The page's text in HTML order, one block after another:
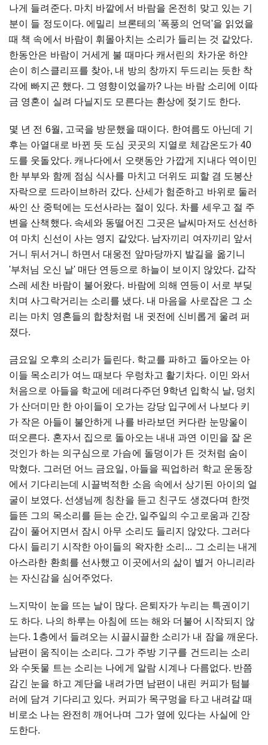
나게 들려준다. 마치 바깥에서 바람을 온전히 맞고 있는 기
분이
들 정도이다. 에밀리 브론테의 '폭풍의 언덕'을 읽었을
때 책 속에서 바람이 휘몰아치는 소리가 들리는 것 같았다.
한동안은 바람이 거세게 불 때마다 캐서린의 차가운 하얀
손이
히스클리프를 찾아, 내 방의 창까지 두드리는 듯한 착
각에 빠지곤 했다. 그 영향이었을까? 나는 바람 소리에 이따
금 영혼이 실려 다닐지도 모른다는 환상에 젖기도 한다.
몇 년 전 6월, 고국을 방문했을 때이다. 한여름도 아닌데 기
후는 아열대로 바뀐 듯 도심 곳곳의 지열로 체감온도가 40
도를 웃돌았다. 캐나다에서 오랫동안 가깝게 지내다 역이민
한 부부와 함께 점심 식사를 마치고 더위도 피할 겸 도봉산
자락으로 드라이브하러 갔다. 산세가 험준하고 바위로 둘러
싸인 산 중턱에는 도선사라는 절이 있다. 차를 세우고 절 주
변을 산책했다. 속세와 동떨어진 그곳은 날씨마저도 선선하
여 마치 신선이 사는 영지 같았다. 남자끼리 여자끼리 앞서
거니 뒤서거니 하면서 대웅전 앞마당까지 발길을 옮기니
'부처님 오신 날' 매단 연등으로 하늘이 보이지 않았다. 갑작
스레 세찬 바람이 불어왔다. 바람에 의해 연등이 서로 부딪
치며 사그락거리는 소리를 냈다. 내 마음을 사로잡은 그 소
리는 마치 영혼들의 합창처럼 내 귓전에 신비롭게 울려 퍼
졌다.
금요일 오후의 소리가 들린다. 학교를 파하고 돌아오는 아
이들 목소리가 여느 때보다 우렁차고 활기차다. 이민 와서
처음으로 아들을 학교에 데려다주던 9학년 입학식 날, 덩치
가 산더미만 한 아이들이 오가는 강당 입구에서 나보다 키
가 작은 아들이 불안하게 나를 바라보던 커다란 눈망울이
떠오른다. 혼자서 집으로 돌아오는 내내 과연 이민을 잘 온
것인가 하는 의구심으로 가슴에 돌덩이가 든 것처럼 숨이
막혔다. 그러던 어느 금요일 , 아들을 픽업하러 학교 운동장
에서 기다리는데 시끌벅적한 소음 속에서 상기된 아이의 얼
굴이
보였다. 선생님께 칭찬을 듣고 친구도 생겼다며 한껏
들뜬 그의 목소리를 듣는 순간, 일주일의 수고로움과 긴장
감이
풀어지면서 잠시 아무 소리도 들리지 않았다. 그러다
다시
들리기 시작한 아이들의 왁자한 소리 ... 그 소리는 내게
아스라한 환희를 선사했고 이곳에서의 삶이 별거 아니리라
는 자신감을 심어주었다.
느지막이 눈을 뜨는 날이 많다. 은퇴자가 누리는 특권이기
도 하다. 나의 하루는 아침에 뜨는 해와 더불어 시작되지
않
는다. 1층에서 들려오는 시끌시끌한 소리가 내 잠을 깨운다.
남편이
움직이는 소리다. 그가 주방 기구를 건드리는 소리
와 수돗물 트는 소리는 나에게 알람 시계나 다름없다. 반쯤
감긴 눈을 하고 계단을 내려가면 남편이 내린 커피가 텀블
러에 담겨 기다리고 있다. 커피가 목구멍을 타고 내려갈 때
비로소 나는 완전히 깨어나며 그가 옆에 있다는 사실에 안
도한다.